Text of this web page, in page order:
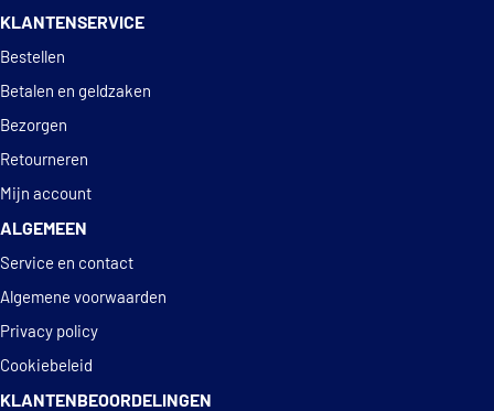
KLANTENSERVICE
Bestellen
Betalen en geldzaken
Bezorgen
Retourneren
Mijn account
ALGEMEEN
Service en contact
Algemene voorwaarden
Privacy policy
Cookiebeleid
KLANTENBEOORDELINGEN